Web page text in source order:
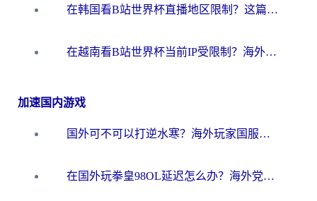
在韩国看B站世界杯直播地区限制？这篇指南让你告别“当前地区不可播放”
在越南看B站世界杯当前IP受限制？海外党体育观赛终极指南来了
加速国内游戏
国外可不可以打逆水寒？海外玩家国服畅玩终极指南（附漫威荒野乱斗加速方案）
在国外玩拳皇98OL延迟怎么办？海外党亲测有效的低延迟指南